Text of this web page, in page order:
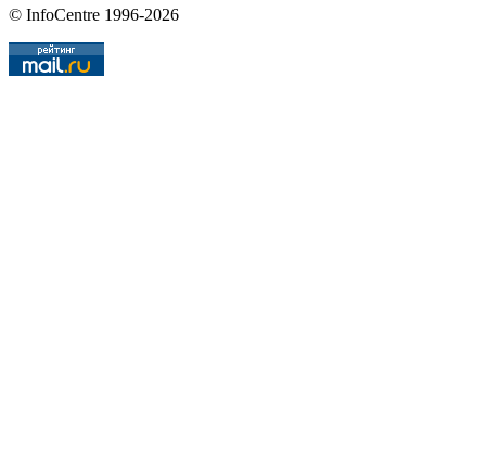
© InfoCentre 1996-2026